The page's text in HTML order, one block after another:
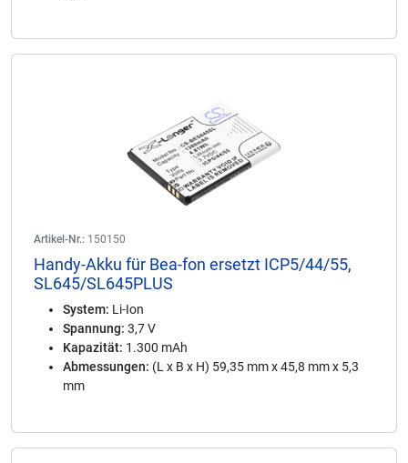
Artikel-Nr.: 150150
Handy-Akku für Bea-fon ersetzt ICP5/44/55,
SL645/SL645PLUS
System: Li-Ion
Spannung: 3,7 V
Kapazität: 1.300 mAh
Abmessungen: (L x B x H) 59,35 mm x 45,8 mm x 5,3
mm